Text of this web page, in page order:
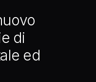
di
ed